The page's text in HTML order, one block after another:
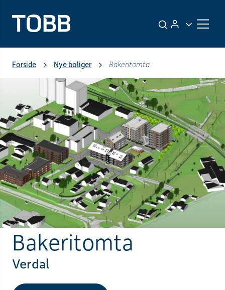
Forside Nye boliger Bakeritomta
Bakeritomta
Verdal